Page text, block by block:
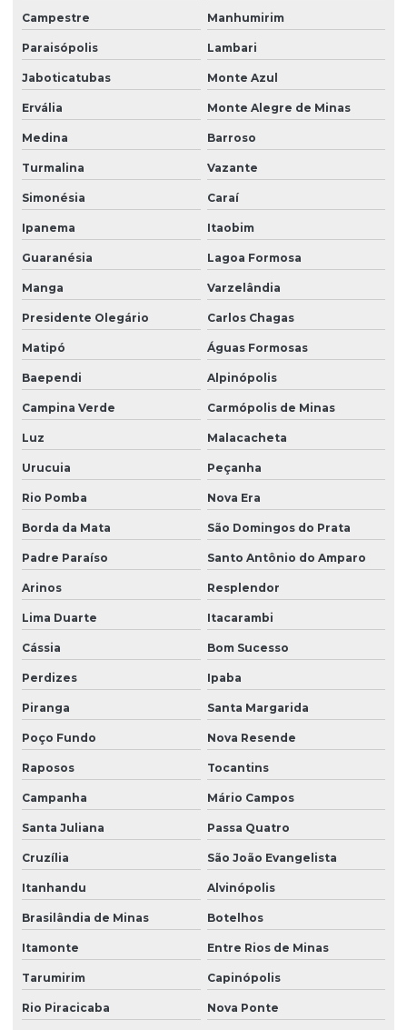
Campestre Manhumirim
Paraisópolis Lambari
Jaboticatubas Monte Azul
Ervália Monte Alegre de Minas
Medina Barroso
Turmalina Vazante
Simonésia Caraí
Ipanema Itaobim
Guaranésia Lagoa Formosa
Manga Varzelândia
Presidente Olegário Carlos Chagas
Matipó Águas Formosas
Baependi Alpinópolis
Campina Verde Carmópolis de Minas
Luz Malacacheta
Urucuia Peçanha
Rio Pomba Nova Era
Borda da Mata São Domingos do Prata
Padre Paraíso Santo Antônio do Amparo
Arinos Resplendor
Lima Duarte Itacarambi
Cássia Bom Sucesso
Perdizes Ipaba
Piranga Santa Margarida
Poço Fundo Nova Resende
Raposos Tocantins
Campanha Mário Campos
Santa Juliana Passa Quatro
Cruzília São João Evangelista
Itanhandu Alvinópolis
Brasilândia de Minas Botelhos
Itamonte Entre Rios de Minas
Tarumirim Capinópolis
Rio Piracicaba Nova Ponte